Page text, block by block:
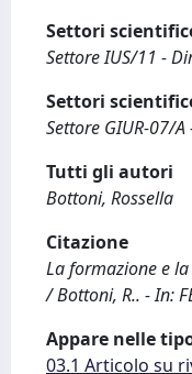
Settori
Settore IUS/11 -
Settori
Settore GIUR-07/
Tutti gli autori
Bottoni, Rossella
Citazione
La formazione e
/ Bottoni, R.. - In:
Appare nelle
03.1 Articolo su